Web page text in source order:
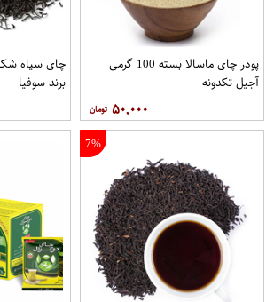
پودر چای ماسالا بسته 100 گرمی
آجیل تکدونه
۵۰,۰۰۰
برند سوفیا
7%